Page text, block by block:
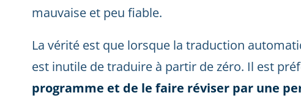
mauvaise et peu fiable.
La vérité est que lorsque la traduction
est inutile de traduire à partir de zéro. Il est
programme et de le faire réviser par une